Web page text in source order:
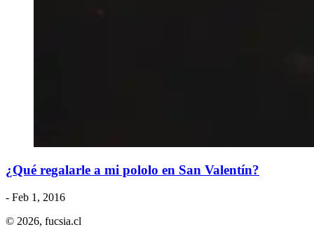
¿Qué regalarle a mi pololo en San Valentín?
- Feb 1, 2016
© 2026, fucsia.cl